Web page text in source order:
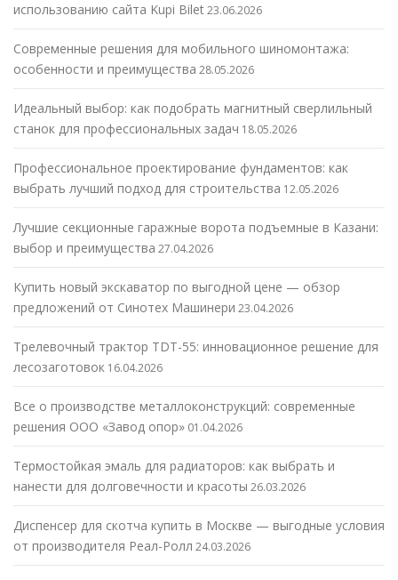
использованию сайта Kupi Bilet23.06.2026
Современные решения для мобильного шиномонтажа:
особенности и преимущества 28.05.2026
Идеальный выбор: как подобрать магнитный сверлильный
станок для профессиональных задач 18.05.2026
Профессиональное проектирование фундаментов: как
выбрать лучший подход для строительства 12.05.2026
Лучшие секционные гаражные ворота подъемные в Казани:
выбор и преимущества 27.04.2026
Купить новый экскаватор по выгодной цене — обзор
предложений от Синотех Машинери 23.04.2026
Трелевочный трактор TDT-55: инновационное решение для
лесозаготовок 16.04.2026
Все о производстве металлоконструкций: современные
решения ООО «Завод опор» 01.04.2026
Термостойкая эмаль для радиаторов: как выбрать и
нанести для долговечности и красоты 26.03.2026
Диспенсер для скотча купить в Москве — выгодные условия
от производителя Реал-Ролл 24.03.2026